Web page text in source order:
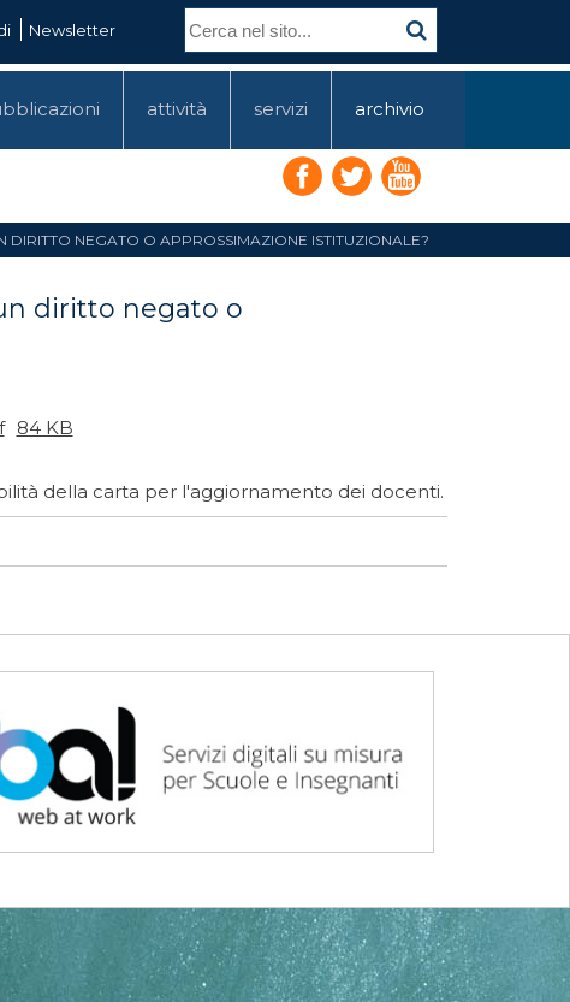
Newsletter
attività servizi archivio
DIRITTO NEGATO O APPROSSIMAZIONE ISTITUZIONALE?
diritto negato o
84 KB
della carta per l'aggiornamento dei docenti.